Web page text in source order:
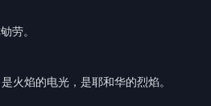
劳。
火焰的电光，是耶和华的烈焰。